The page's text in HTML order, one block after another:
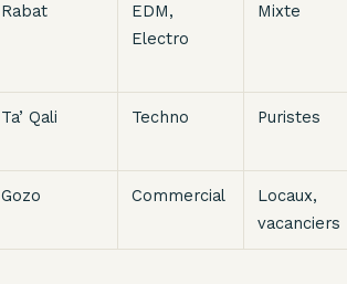
Rabat
EDM,
Electro
Mixte
Ta’ Qali Techno Puristes
Gozo Commercial
Locaux,
vacanciers